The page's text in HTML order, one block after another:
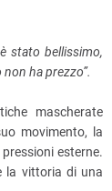
stato bellissimo,
ha prezzo”.
mascherate
movimento, la
esterne.
la vittoria di una